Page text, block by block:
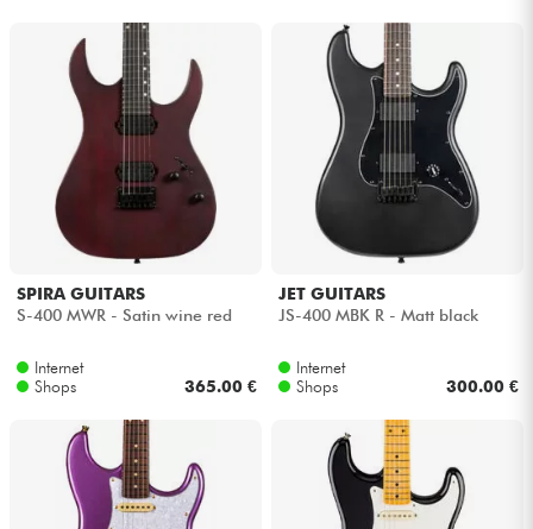
SPIRA GUITARS
S-400 MWR - Satin wine red
Internet
Shops
365.00 €
JET GUITARS
JS-400 MBK R - Matt black
Internet
Shops
300.00 €